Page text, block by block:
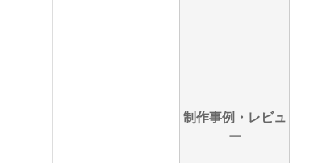
制作事例・レビュ
ー